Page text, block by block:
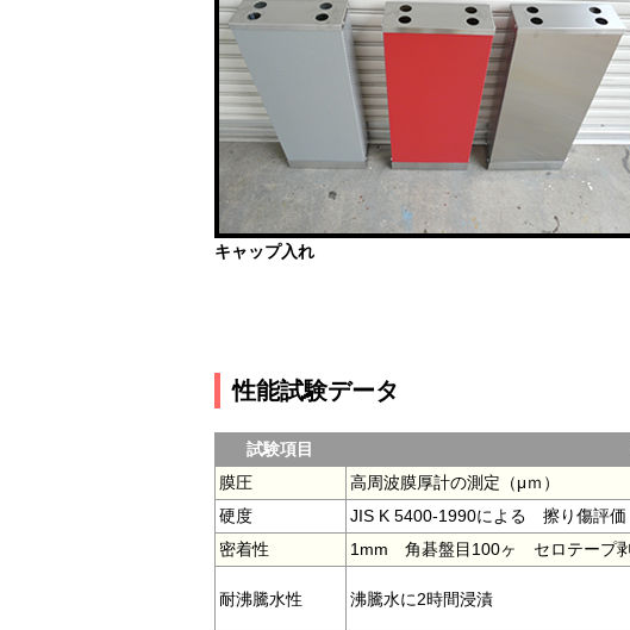
キャップ入れ
性能試験データ
試験項目
膜圧
高周波膜厚計の測定（μｍ）
硬度
JIS K 5400-1990による 擦り傷評価
密着性
1mm 角碁盤目100ヶ セロテープ
耐沸騰水性 沸騰水に2時間浸漬